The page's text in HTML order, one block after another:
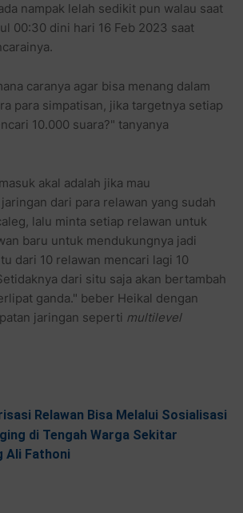
nampak lelah sedikit pun walau saat
00:30 dini hari 16 Feb 2023 saat
caranya agar bisa menang dalam
para simpatisan, jika targetnya setiap
10.000 suara?" tanyanya
akal adalah jika mau
dari para relawan yang sudah
lalu minta setiap relawan untuk
baru untuk mendukungnya jadi
dari 10 relawan mencari lagi 10
dari situ saja akan bertambah
ganda." beber Heikal dengan
jaringan seperti multilevel
Relawan Bisa Melalui Sosialisasi
di Tengah Warga Sekitar
Ali Fathoni